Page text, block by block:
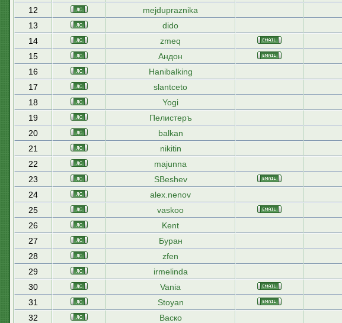
12
mejdupraznika
13
dido
14
zmeq
15
Андон
16
Hanibalking
17
slantceto
18
Yogi
19
Пелистеръ
20
balkan
21
nikitin
22
majunna
23
SBeshev
24
alex.nenov
25
vaskoo
26
Kent
27
Буран
28
zfen
29
irmelinda
30
Vania
31
Stoyan
32
Васко